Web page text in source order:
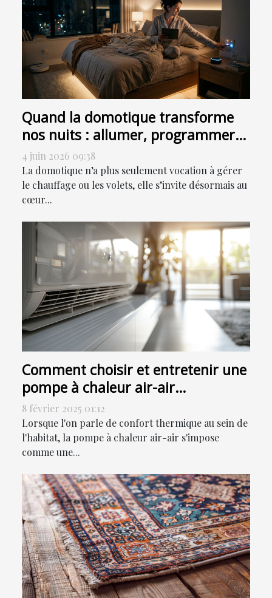
Quand la domotique transforme
nos nuits : allumer, programmer
ou sensoriser ?
4 juin 2026 09:38
La domotique n’a plus seulement vocation à gérer
le chauffage ou les volets, elle s’invite désormais au
cœur...
Comment choisir et entretenir une
pompe à chaleur air-air
efficacement
8 février 2025 01:12
Lorsque l'on parle de confort thermique au sein de
l'habitat, la pompe à chaleur air-air s'impose
comme une...